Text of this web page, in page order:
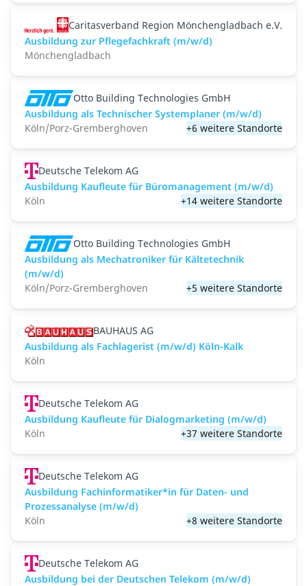
Caritasverband Region Mönchengladbach e.V.
Ausbildung zur Pflegefachkraft (m/w/d)
Mönchengladbach
Otto Building Technologies GmbH
Ausbildung als Technischer Systemplaner (m/w/d)
Köln/Porz-Gremberghoven
+6 weitere Standorte
Deutsche Telekom AG
Ausbildung Kaufleute für Büromanagement (m/w/d)
Köln
+14 weitere Standorte
Otto Building Technologies GmbH
Ausbildung als Mechatroniker für Kältetechnik
(m/w/d)
Köln/Porz-Gremberghoven
+5 weitere Standorte
BAUHAUS AG
Ausbildung als Fachlagerist (m/w/d) Köln-Kalk
Köln
Deutsche Telekom AG
Ausbildung Kaufleute für Dialogmarketing (m/w/d)
Köln
+37 weitere Standorte
Deutsche Telekom AG
Ausbildung Fachinformatiker*in für Daten- und
Prozessanalyse (m/w/d)
Köln
+8 weitere Standorte
Deutsche Telekom AG
Ausbildung bei der Deutschen Telekom (m/w/d)